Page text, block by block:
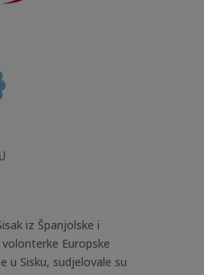
iz Španjolske i
Europske
u Sisku, sudjelovale su